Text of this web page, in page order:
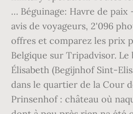
… Béguinage: Havre de paix
avis de voyageurs, 2'096
offres et comparez les prix
Belgique sur Tripadvisor. Le
Élisabeth (Begijnhof Sint-
dans le quartier de la Cour
Prinsenhof : château où